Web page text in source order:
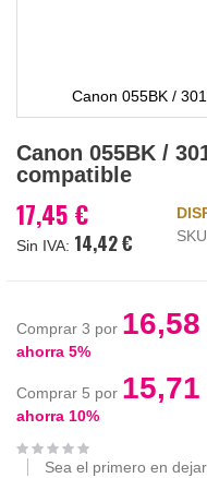
Canon 055BK /
al
comienzo
la
galería
Canon 055BK /
compatible
17,45 €
14,42 €
SKU
Comprar 3 por 16,58
ahorra 5%
Comprar 5 por 15,71
ahorra 10%
Sea el primero en